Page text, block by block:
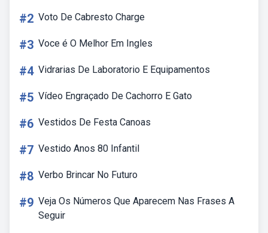
#2 Voto De Cabresto Charge
#3 Voce é O Melhor Em Ingles
#4 Vidrarias De Laboratorio E Equipamentos
#5 Vídeo Engraçado De Cachorro E Gato
#6 Vestidos De Festa Canoas
#7 Vestido Anos 80 Infantil
#8 Verbo Brincar No Futuro
#9 Veja Os Números Que Aparecem Nas Frases A
Seguir